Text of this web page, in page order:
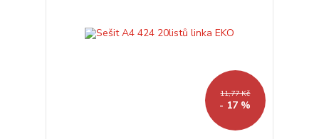
11,77 Kč
- 17 %